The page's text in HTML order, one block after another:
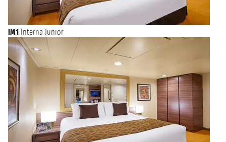
IM1 Interna Junior